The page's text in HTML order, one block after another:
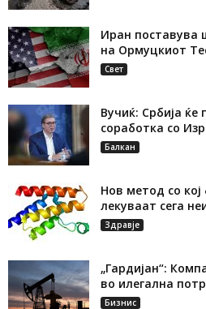
Иран поставува
на Ормуцкиот
Свет
Вучиќ: Србија
соработка со
Балкан
Нов метод со
лекуваат сега
Здравје
„Гардијан“:
во илегална
Бизнис